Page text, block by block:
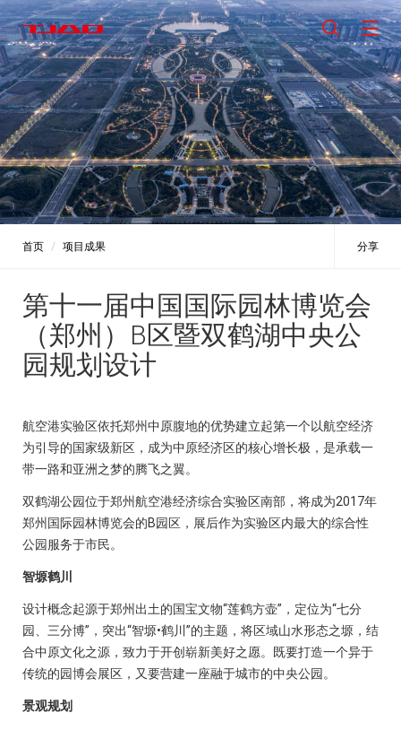
首页 项目成果 分享
第十一届中国国际园林博览会
（郑州）B区暨双鹤湖中央公
园规划设计
航空港实验区依托郑州中原腹地的优势建立起第一个以航空经济
为引导的国家级新区，成为中原经济区的核心增长极，是承载一
带一路和亚洲之梦的腾飞之翼。
双鹤湖公园位于郑州航空港经济综合实验区南部，将成为2017年
郑州国际园林博览会的B园区，展后作为实验区内最大的综合性
公园服务于市民。
智塬鹤川
设计概念起源于郑州出土的国宝文物“莲鹤方壶”，定位为“七分
园、三分博”，突出“智塬•鹤川”的主题，将区域山水形态之塬，结
合中原文化之源，致力于开创崭新美好之愿。既要打造一个异于
传统的园博会展区，又要营建一座融于城市的中央公园。
景观规划